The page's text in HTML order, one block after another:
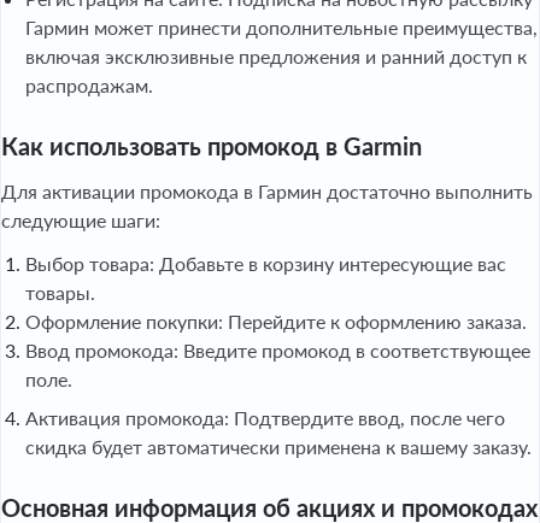
Гармин может принести дополнительные преимущества,
включая эксклюзивные предложения и ранний доступ к
распродажам.
Как использовать промокод в Garmin
Для активации промокода в Гармин достаточно выполнить
следующие шаги:
Выбор товара: Добавьте в корзину интересующие вас
товары.
Оформление покупки: Перейдите к оформлению заказа.
Ввод промокода: Введите промокод в соответствующее
поле.
Активация промокода: Подтвердите ввод, после чего
скидка будет автоматически применена к вашему заказу.
Основная информация об акциях и промокодах